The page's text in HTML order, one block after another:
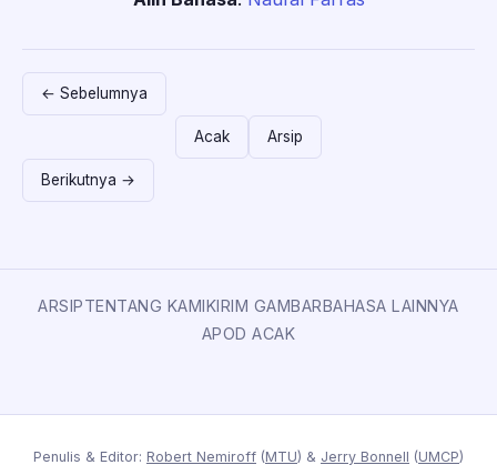
← Sebelumnya
Acak Arsip
Berikutnya →
ARSIPTENTANG KAMI KIRIM GAMBARBAHASA LAINNYA
APOD ACAK
Penulis & Editor: Robert Nemiroff (MTU) & Jerry Bonnell (UMCP)